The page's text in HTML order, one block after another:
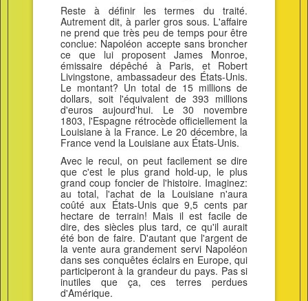
Reste à définir les termes du traité.
Autrement dit, à parler gros sous. L'affaire
ne prend que très peu de temps pour être
conclue: Napoléon accepte sans broncher
ce que lui proposent James Monroe,
émissaire dépêché à Paris, et Robert
Livingstone, ambassadeur des États-Unis.
Le montant? Un total de 15 millions de
dollars, soit l'équivalent de 393 millions
d'euros aujourd'hui. Le 30 novembre
1803, l'Espagne rétrocède officiellement la
Louisiane à la France. Le 20 décembre, la
France vend la Louisiane aux États-Unis.
Avec le recul, on peut facilement se dire
que c'est le plus grand hold-up, le plus
grand coup foncier de l'histoire. Imaginez:
au total, l'achat de la Louisiane n'aura
coûté aux États-Unis que 9,5 cents par
hectare de terrain! Mais il est facile de
dire, des siècles plus tard, ce qu'il aurait
été bon de faire. D'autant que l'argent de
la vente aura grandement servi Napoléon
dans ses conquêtes éclairs en Europe, qui
participeront à la grandeur du pays. Pas si
inutiles que ça, ces terres perdues
d'Amérique.